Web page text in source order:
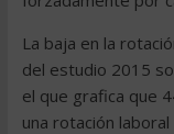
La baja en la
del estudio 2015
el que grafica que
una rotación